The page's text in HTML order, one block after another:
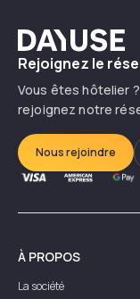
Dayuse
Rejoignez le
Vous êtes hôtelier
rejoignez notre
Nous rejoindre
À PROPOS
La société